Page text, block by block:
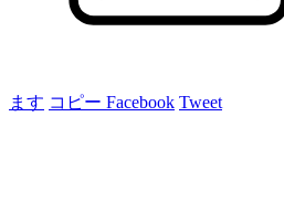
ます コピー Facebook Tweet